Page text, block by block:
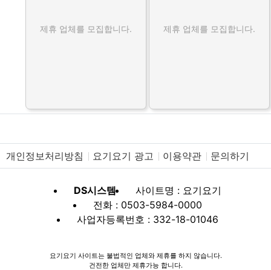
제휴 업체를 모집합니다. 제휴 업체를 모집합니다.
개인정보처리방침 요기요기 광고 이용약관 문의하기
DS시스템
사이트명 : 요기요기
전화 : 0503-5984-0000
사업자등록번호 : 332-18-01046
요기요기 사이트는 불법적인 업체와 제휴를 하지 않습니다.
건전한 업체만 제휴가능 합니다.